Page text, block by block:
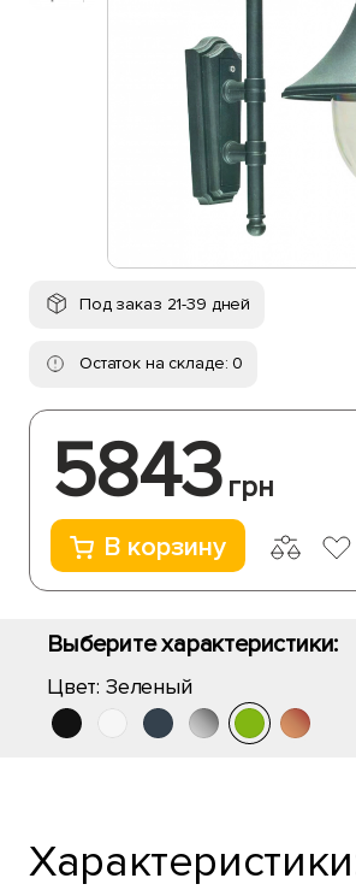
Под заказ 21-39 дней
Остаток на складе: 0
5843 грн
В корзину
Выберите характеристики:
Цвет: Зеленый